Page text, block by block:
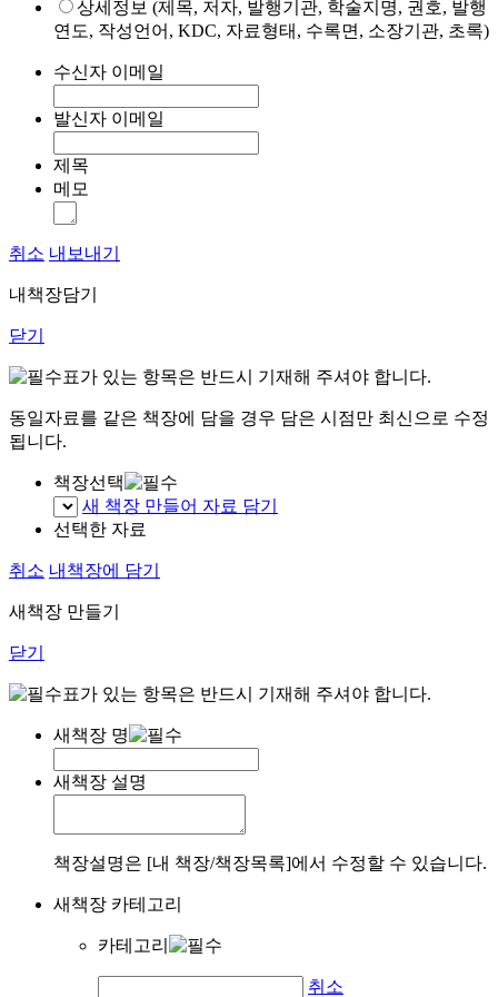
상세정보 (제목, 저자, 발행기관, 학술지명, 권호, 발행
연도, 작성언어, KDC, 자료형태, 수록면, 소장기관, 초록)
수신자 이메일
발신자 이메일
제목
메모
취소 내보내기
내책장담기
닫기
표가 있는 항목은 반드시 기재해 주셔야 합니다.
동일자료를 같은 책장에 담을 경우 담은 시점만 최신으로 수정
됩니다.
책장선택
새 책장 만들어 자료 담기
선택한 자료
취소 내책장에 담기
새책장 만들기
닫기
표가 있는 항목은 반드시 기재해 주셔야 합니다.
새책장 명
새책장 설명
책장설명은 [내 책장/책장목록]에서 수정할 수 있습니다.
새책장 카테고리
카테고리
취소